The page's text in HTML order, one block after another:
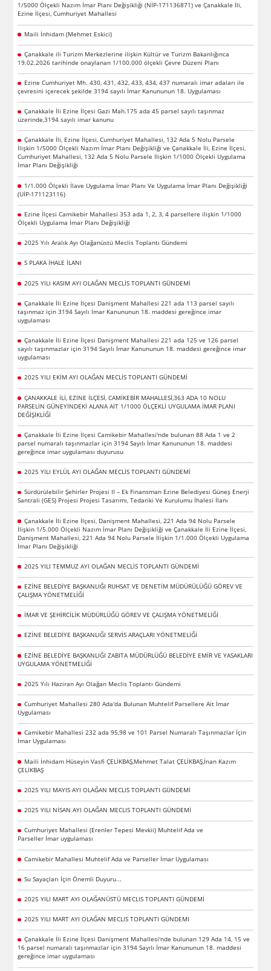
1/5000 Ölçekli Nazım İmar Planı Değişikliği (NİP-171136871) ve Çanakkale İli,
Ezine İlçesi, Cumhuriyet Mahallesi
Maili İnhidam (Mehmet Eskici)
Çanakkale ili Turizm Merkezlerine ilişkin Kültür ve Turizm Bakanlığınca
19.02.2026 tarihinde onaylanan 1/100.000 ölçekli Çevre Düzeni Planı
Ezine Cumhuriyet Mh. 430, 431, 432, 433, 434, 437 numaralı imar adaları ile
çevresini içerecek şekilde 3194 sayılı İmar Kanununun 18. Uygulaması
Çanakkale İli Ezine İlçesi Gazi Mah.175 ada 45 parsel sayılı taşınmaz
üzerinde,3194 sayılı imar kanunu
Çanakkale İli, Ezine İlçesi, Cumhuriyet Mahallesi, 132 Ada 5 Nolu Parsele
İlişkin 1/5000 Ölçekli Nazım İmar Planı Değişikliği ve Çanakkale İli, Ezine İlçesi,
Cumhuriyet Mahallesi, 132 Ada 5 Nolu Parsele İlişkin 1/1000 Ölçekli Uygulama
İmar Planı Değişikliği
1/1.000 Ölçekli İlave Uygulama İmar Planı Ve Uygulama İmar Planı Değişikliği
(UİP-171123116)
Ezine İlçesi Camikebir Mahallesi 353 ada 1, 2, 3, 4 parsellere ilişkin 1/1000
Ölçekli Uygulama İmar Planı Değişikliği
2025 Yılı Aralık Ayı Olağanüstü Meclis Toplantı Gündemi
S PLAKA İHALE İLANI
2025 YILI KASIM AYI OLAĞAN MECLİS TOPLANTI GÜNDEMİ
Çanakkale İli Ezine İlçesi Danişment Mahallesi 221 ada 113 parsel sayılı
taşınmaz için 3194 Sayılı İmar Kanununun 18. maddesi gereğince imar
uygulaması
Çanakkale İli Ezine İlçesi Danişment Mahallesi 221 ada 125 ve 126 parsel
sayılı taşınmazlar için 3194 Sayılı İmar Kanununun 18. maddesi gereğince imar
uygulaması
2025 YILI EKİM AYI OLAĞAN MECLİS TOPLANTI GÜNDEMİ
ÇANAKKALE İLİ, EZİNE İLÇESİ, CAMİKEBİR MAHALLESİ,363 ADA 10 NOLU
PARSELİN GÜNEYİNDEKİ ALANA AİT 1/1000 ÖLÇEKLİ UYGULAMA İMAR PLANI
DEĞİŞİKLİĞİ
Çanakkale İli Ezine İlçesi Camikebir Mahallesi'nde bulunan 88 Ada 1 ve 2
parsel numaralı taşınmazlar için 3194 Sayılı İmar Kanununun 18. maddesi
gereğince imar uygulaması duyurusu
2025 YILI EYLÜL AYI OLAĞAN MECLİS TOPLANTI GÜNDEMİ
Sürdürülebilir Şehirler Projesi II – Ek Finansman Ezine Belediyesi Güneş Enerji
Santrali (GES) Projesi Projesi Tasarımı, Tedariki Ve Kurulumu İhalesi İlanı
Çanakkale İli Ezine İlçesi, Danişment Mahallesi, 221 Ada 94 Nolu Parsele
İlişkin 1/5.000 Ölçekli Nazım İmar Planı Değişikliği ve Çanakkale İli Ezine İlçesi,
Danişment Mahallesi, 221 Ada 94 Nolu Parsele İlişkin 1/1.000 Ölçekli Uygulama
İmar Planı Değişikliği
2025 YILI TEMMUZ AYI OLAĞAN MECLİS TOPLANTI GÜNDEMİ
EZİNE BELEDİYE BAŞKANLIĞI RUHSAT VE DENETİM MÜDÜRÜLÜĞÜ GÖREV VE
ÇALIŞMA YÖNETMELİĞİ
İMAR VE ŞEHİRCİLİK MÜDÜRLÜĞÜ GÖREV VE ÇALIŞMA YÖNETMELİĞİ
EZİNE BELEDİYE BAŞKANLIĞI SERVİS ARAÇLARI YÖNETMELİĞİ
EZİNE BELEDİYE BAŞKANLIĞI ZABITA MÜDÜRLÜĞÜ BELEDİYE EMİR VE YASAKLARI
UYGULAMA YÖNETMELİĞİ
2025 Yılı Haziran Ayı Olağan Meclis Toplantı Gündemi
Cumhuriyet Mahallesi 280 Ada'da Bulunan Muhtelif Parsellere Ait İmar
Uygulaması
Camikebir Mahallesi 232 ada 95,98 ve 101 Parsel Numaralı Taşınmazlar İçin
İmar Uygulaması
Maili İnhidam Hüseyin Vasfi ÇELİKBAŞ,Mehmet Talat ÇELİKBAŞ,İnan Kazım
ÇELİKBAŞ
2025 YILI MAYIS AYI OLAĞAN MECLIS TOPLANTI GÜNDEMİ
2025 YILI NİSAN AYI OLAĞAN MECLIS TOPLANTI GÜNDEMİ
Cumhuriyet Mahallesi (Erenler Tepesi Mevkii) Muhtelif Ada ve
Parseller İmar uygulaması
Camikebir Mahallesi Muhtelif Ada ve Parseller İmar Uygulaması
Su Sayaçları İçin Önemli Duyuru...
2025 YILI MART AYI OLAĞANÜSTÜ MECLIS TOPLANTI GÜNDEMİ
2025 YILI MART AYI OLAĞAN MECLIS TOPLANTI GÜNDEMI
Çanakkale İli Ezine İlçesi Danişment Mahallesi'nde bulunan 129 Ada 14, 15 ve
16 parsel numaralı taşınmazlar için 3194 Sayılı İmar Kanununun 18. maddesi
gereğince imar uygulaması